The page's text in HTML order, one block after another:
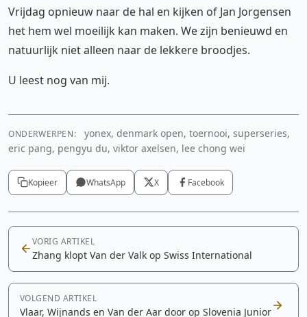
Vrijdag opnieuw naar de hal en kijken of Jan Jorgensen
het hem wel moeilijk kan maken. We zijn benieuwd en
natuurlijk niet alleen naar de lekkere broodjes.
U leest nog van mij.
ONDERWERPEN:
yonex, denmark open, toernooi, superseries,
eric pang, pengyu du, viktor axelsen, lee chong wei
Kopieer WhatsApp X Facebook
VORIG ARTIKEL
Zhang klopt Van der Valk op Swiss International
VOLGEND ARTIKEL
Vlaar, Wijnands en Van der Aar door op Slovenia Junior